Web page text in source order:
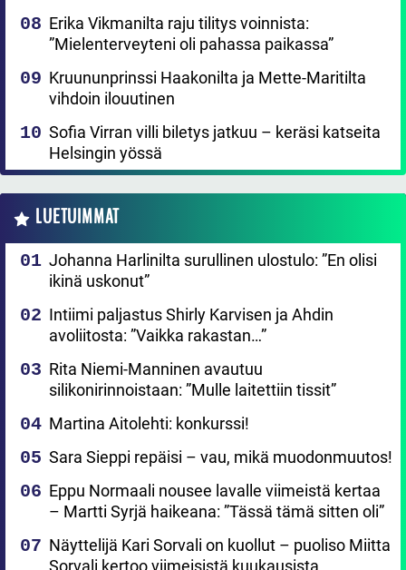
Erika Vikmanilta raju tilitys voinnista:
”Mielenterveyteni oli pahassa paikassa”
Kruununprinssi Haakonilta ja Mette-Maritilta
vihdoin ilouutinen
Sofia Virran villi biletys jatkuu – keräsi katseita
Helsingin yössä
LUETUIMMAT
Johanna Harlinilta surullinen ulostulo: ”En olisi
ikinä uskonut”
Intiimi paljastus Shirly Karvisen ja Ahdin
avoliitosta: ”Vaikka rakastan…”
Rita Niemi-Manninen avautuu
silikonirinnoistaan: ”Mulle laitettiin tissit”
Martina Aitolehti: konkurssi!
Sara Sieppi repäisi – vau, mikä muodonmuutos!
Eppu Normaali nousee lavalle viimeistä kertaa
– Martti Syrjä haikeana: ”Tässä tämä sitten oli”
Näyttelijä Kari Sorvali on kuollut – puoliso Miitta